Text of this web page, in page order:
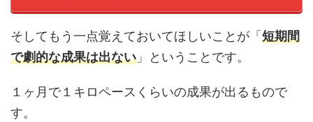
そしてもう一点覚えておいてほしいことが「 短期間
で劇的な成果は出ない 」ということです。
１ヶ月で１キロペースくらいの成果が出るもので
す。